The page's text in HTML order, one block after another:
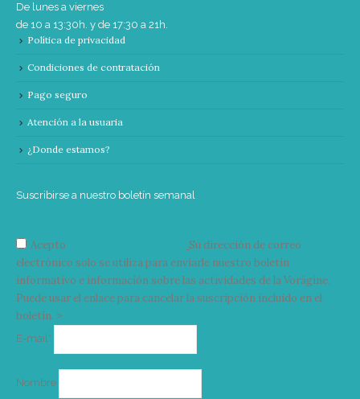
De lunes a viernes
de 10 a 13:30h. y de 17:30 a 21h.
Política de privacidad
Condiciones de contratación
Pago seguro
Atención a la usuaria
¿Donde estamos?
Suscribirse a nuestro boletín semanal
Acepto
Su dirección de correo
electrónico solo se utiliza para enviarle nuestro boletín
informativo e información sobre las actividades de la Vorágine.
Puede usar el enlace para cancelar la suscripción incluido en el
boletín. >
E-mail*
Nombre